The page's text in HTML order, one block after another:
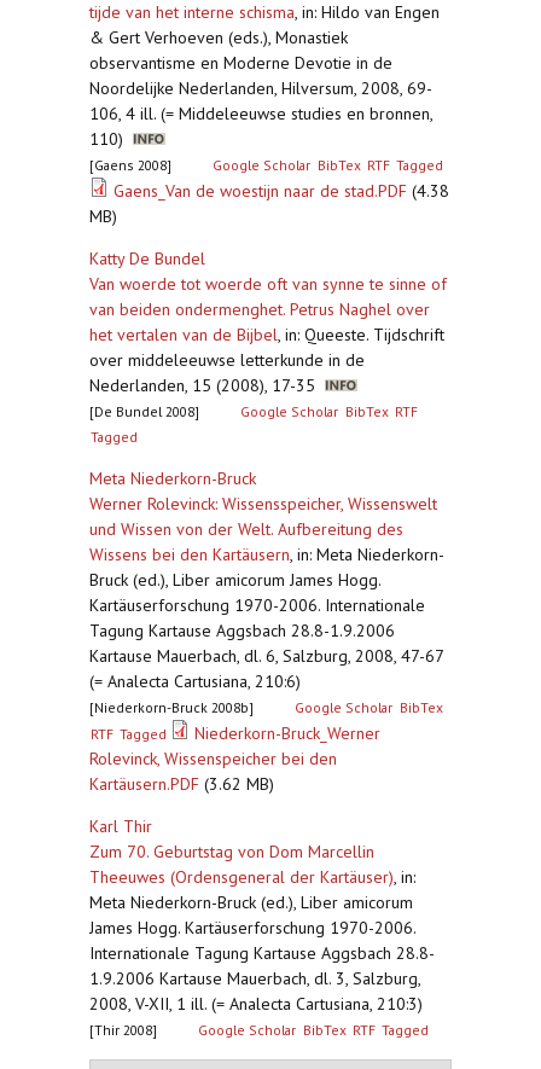
tijde van het interne schisma, in: Hildo van Engen
& Gert Verhoeven (eds.), Monastiek
observantisme en Moderne Devotie in de
Noordelijke Nederlanden, Hilversum, 2008, 69-
106, 4 ill. (= Middeleeuwse studies en bronnen,
110)
[Gaens 2008] Google Scholar BibTex RTF Tagged
Gaens_Van de woestijn naar de stad.PDF (4.38
MB)
Katty De Bundel
Van woerde tot woerde oft van synne te sinne of
van beiden ondermenghet. Petrus Naghel over
het vertalen van de Bijbel, in: Queeste. Tijdschrift
over middeleeuwse letterkunde in de
Nederlanden, 15 (2008), 17-35
[De Bundel 2008] Google Scholar BibTex RTF
Tagged
Meta Niederkorn-Bruck
Werner Rolevinck: Wissensspeicher, Wissenswelt
und Wissen von der Welt. Aufbereitung des
Wissens bei den Kartäusern, in: Meta Niederkorn-
Bruck (ed.), Liber amicorum James Hogg.
Kartäuserforschung 1970-2006. Internationale
Tagung Kartause Aggsbach 28.8-1.9.2006
Kartause Mauerbach, dl. 6, Salzburg, 2008, 47-67
(= Analecta Cartusiana, 210:6)
[Niederkorn-Bruck 2008b] Google Scholar BibTex
RTF Tagged
Niederkorn-Bruck_Werner
Rolevinck, Wissenspeicher bei den
Kartäusern.PDF (3.62 MB)
Karl Thir
Zum 70. Geburtstag von Dom Marcellin
Theeuwes (Ordensgeneral der Kartäuser), in:
Meta Niederkorn-Bruck (ed.), Liber amicorum
James Hogg. Kartäuserforschung 1970-2006.
Internationale Tagung Kartause Aggsbach 28.8-
1.9.2006 Kartause Mauerbach, dl. 3, Salzburg,
2008, V-XII, 1 ill. (= Analecta Cartusiana, 210:3)
[Thir 2008] Google Scholar BibTex RTF Tagged